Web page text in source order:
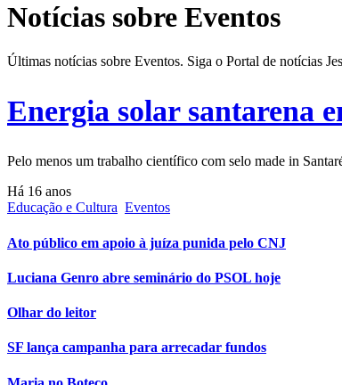
Notícias sobre Eventos
Últimas notícias sobre Eventos. Siga o Portal de notícias
Energia solar santarena
Pelo menos um trabalho científico com selo made in
Há 16 anos
Educação e Cultura Eventos
Ato público em apoio à juíza punida pelo CNJ
Luciana Genro abre seminário do PSOL hoje
Olhar do leitor
SF lança campanha para arrecadar fundos